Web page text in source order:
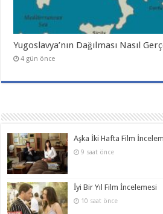
Yugoslavya’nın Dağılması Nasıl
4 gün önce
Aşka İki Hafta Film
9 saat önce
İyi Bir Yıl Film İncelemesi
10 saat önce